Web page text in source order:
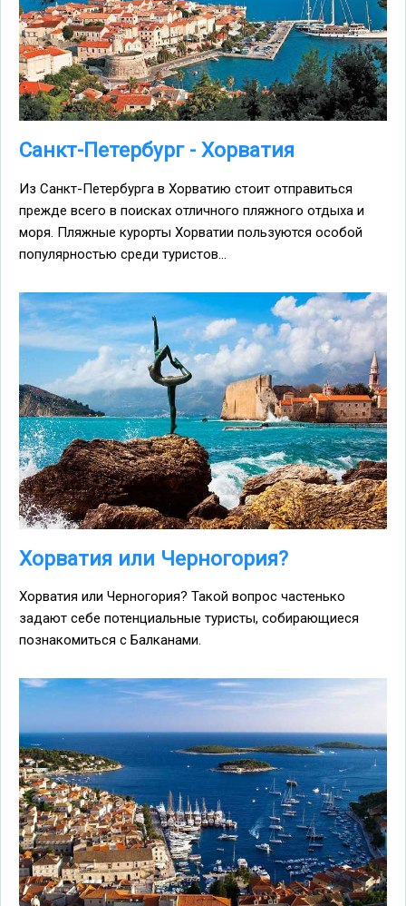
Санкт-Петербург - Хорватия
Из Санкт-Петербурга в Хорватию стоит отправиться
прежде всего в поисках отличного пляжного отдыха и
моря. Пляжные курорты Хорватии пользуются особой
популярностью среди туристов...
Хорватия или Черногория?
Хорватия или Черногория? Такой вопрос частенько
задают себе потенциальные туристы, собирающиеся
познакомиться с Балканами.